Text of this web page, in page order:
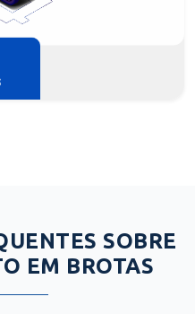
SOBRE
EM BROTAS